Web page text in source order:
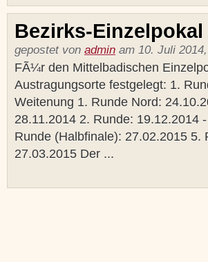
Bezirks-Einzelpokal
gepostet von admin am 10. Juli
FÃ¼r den Mittelbadischen
Austragungsorte festgelegt: 1.
Weitenung 1. Runde Nord:
28.11.2014 2. Runde: 19.12.2014
Runde (Halbfinale): 27.02.2015 5.
27.03.2015 Der ...